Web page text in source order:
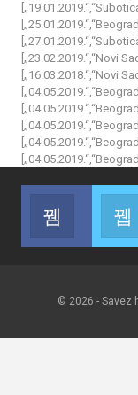
[„23.02.2019.“,“Novi
[„16.03.2018.“,“Novi
Facebook
Join us
© 2026 - Savez